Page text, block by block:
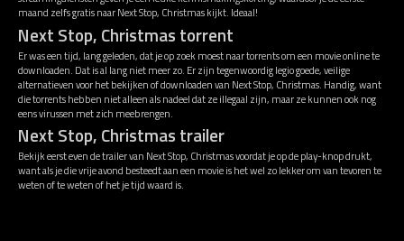
maand zelfs gratis naar Next Stop, Christmas kijkt. Ideaal!
Next Stop, Christmas torrent
Er was een tijd, lang geleden, dat je op zoek moest naar torrents om een movie online te
downloaden. Dat is al lang niet meer zo. Er zijn tegenwoordig legio goede, veilige
alternatieven voor het bekijken of downloaden van Next Stop, Christmas. Handig, want
die torrents hebben niet alleen als nadeel dat ze illegaal zijn, maar ze kunnen ook nog
eens virussen met zich meebrengen.
Next Stop, Christmas trailer
Bekijk eerst even de trailer van Next Stop, Christmas voordat je op de play-knop drukt,
want als je die vrije avond besteedt aan een movie is het wel zo lekker om van tevoren te
weten of te weten of het je tijd waard is.